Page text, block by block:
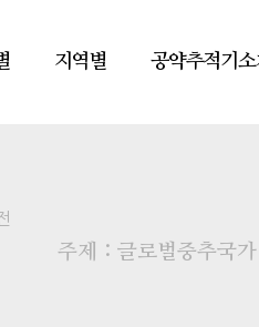
지역별 공약추적기소
주제 : 글로벌중추국가